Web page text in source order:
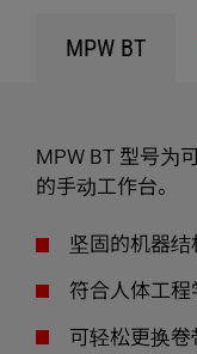
MPW BT
MPW BT 型号为
的手动工作台。
坚固的机器结
符合人体工
可轻松更换卷